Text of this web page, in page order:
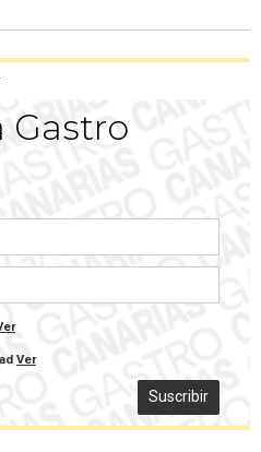
Gastro
Ver
Suscribir